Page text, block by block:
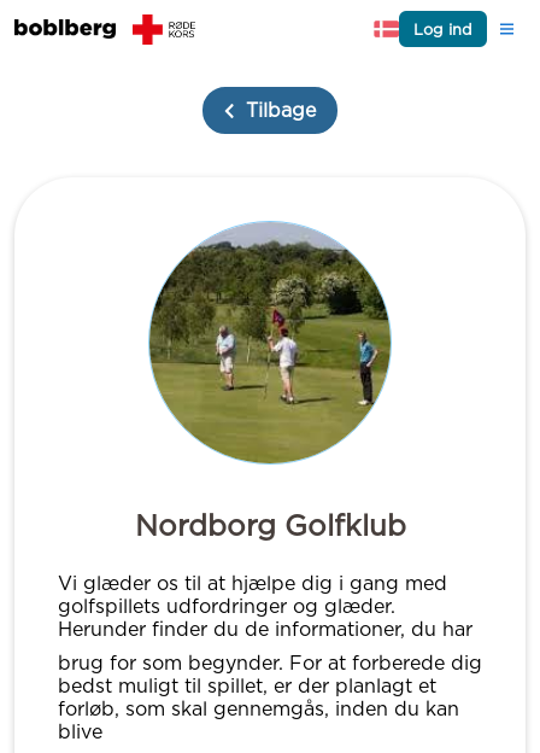
Log ind
Tilbage
Nordborg Golfklub
Vi glæder os til at hjælpe dig i gang med
golfspillets udfordringer og glæder.
Herunder finder du de informationer, du har
brug for som begynder. For at forberede dig
bedst muligt til spillet, er der planlagt et
forløb, som skal gennemgås, inden du kan
blive